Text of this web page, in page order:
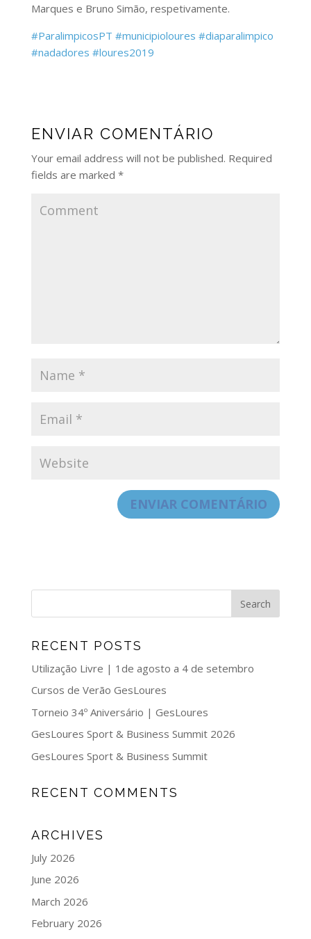
Marques e Bruno Simão, respetivamente.
#ParalimpicosPT #municipioloures #diaparalimpico
#nadadores #loures2019
ENVIAR COMENTÁRIO
Your email address will not be published. Required
fields are marked *
RECENT POSTS
Utilização Livre | 1de agosto a 4 de setembro
Cursos de Verão GesLoures
Torneio 34º Aniversário | GesLoures
GesLoures Sport & Business Summit 2026
GesLoures Sport & Business Summit
RECENT COMMENTS
ARCHIVES
July 2026
June 2026
March 2026
February 2026